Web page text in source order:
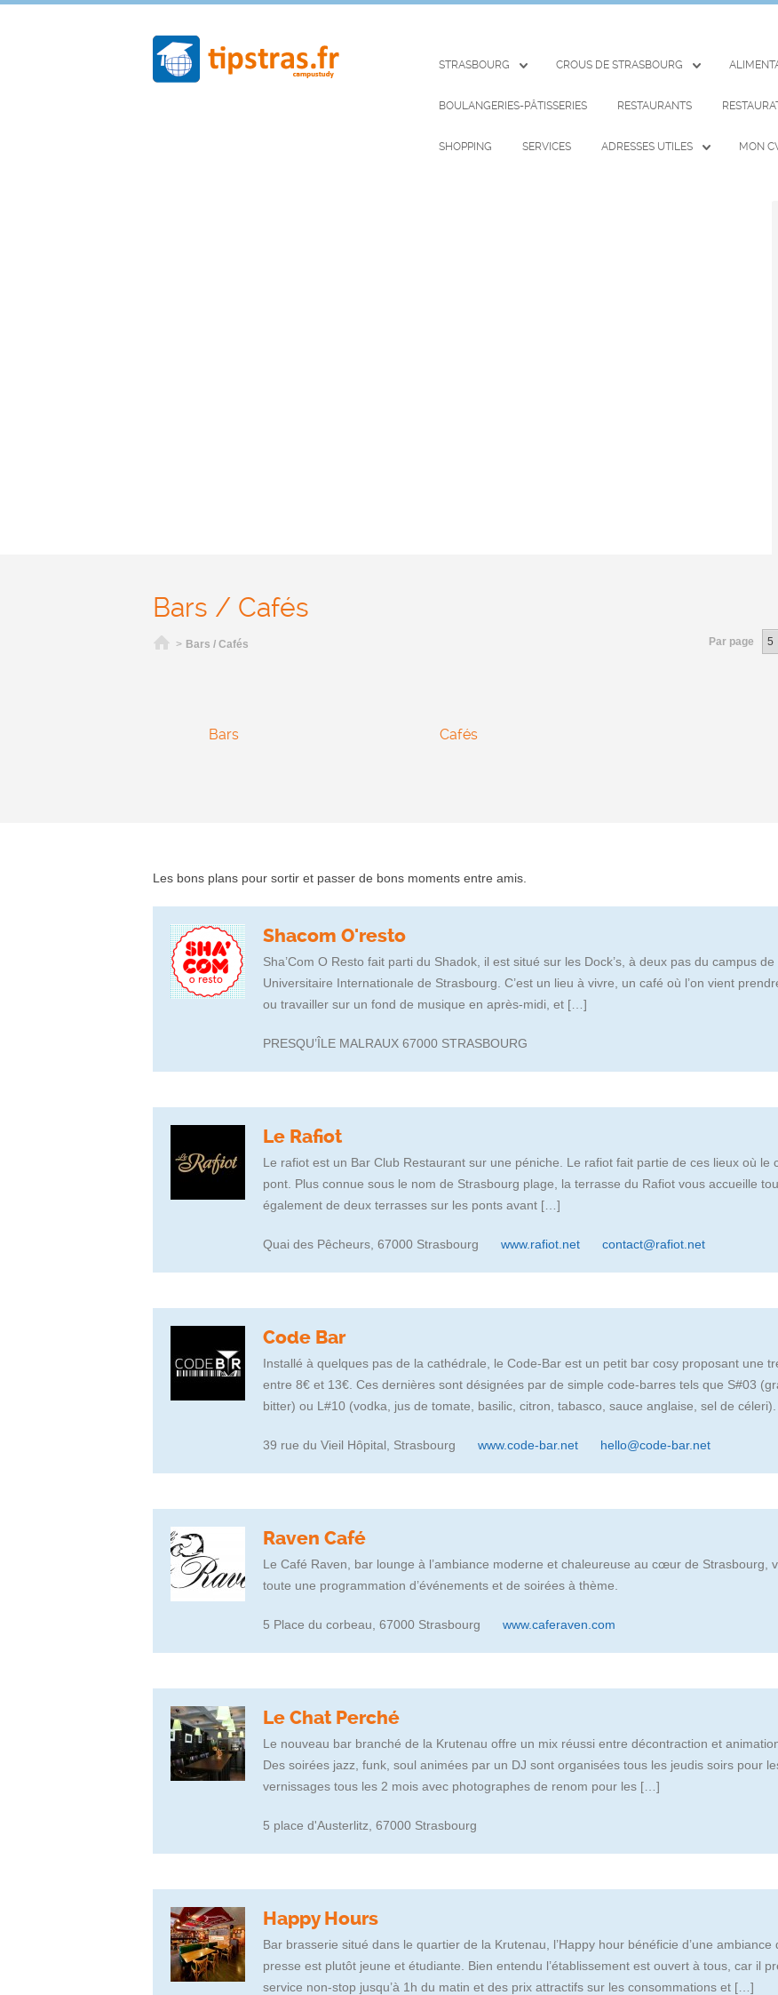
STRASBOURG CROUS DE STRASBOURG
BOULANGERIES-PÂTISSERIES RESTAURANTS
SHOPPING SERVICES ADRESSES UTILES MON
Bars / Cafés
Home
> Bars / Cafés Par page
Bars Cafés
Les bons plans pour sortir et passer de bons moments entre amis.
Shacom O'resto
Sha’Com O Resto fait parti du Shadok, il est situé sur les Dock’s, à deux pas du campus
Universitaire Internationale de Strasbourg. C’est un lieu à vivre, un café où l’on vient
ou travailler sur un fond de musique en après-midi, et […]
PRESQU’ÎLE MALRAUX 67000 STRASBOURG
Le Rafiot
Le rafiot est un Bar Club Restaurant sur une péniche. Le rafiot fait partie de ces lieux où le
pont. Plus connue sous le nom de Strasbourg plage, la terrasse du Rafiot vous accueille
également de deux terrasses sur les ponts avant […]
Quai des Pêcheurs, 67000 Strasbourg www.rafiot.net contact@rafiot.net
Code Bar
Installé à quelques pas de la cathédrale, le Code-Bar est un petit bar cosy proposant une
entre 8€ et 13€. Ces dernières sont désignées par de simple code-barres tels que S#03
bitter) ou L#10 (vodka, jus de tomate, basilic, citron, tabasco, sauce anglaise, sel de
39 rue du Vieil Hôpital, Strasbourg www.code-bar.net hello@code-bar.net
Raven Café
Le Café Raven, bar lounge à l’ambiance moderne et chaleureuse au cœur de Strasbourg,
toute une programmation d’événements et de soirées à thème.
5 Place du corbeau, 67000 Strasbourg www.caferaven.com
Le Chat Perché
Le nouveau bar branché de la Krutenau offre un mix réussi entre décontraction et
Des soirées jazz, funk, soul animées par un DJ sont organisées tous les jeudis soirs pour
vernissages tous les 2 mois avec photographes de renom pour les […]
5 place d'Austerlitz, 67000 Strasbourg
Happy Hours
Bar brasserie situé dans le quartier de la Krutenau, l’Happy hour bénéficie d’une
presse est plutôt jeune et étudiante. Bien entendu l’établissement est ouvert à tous, car il
service non-stop jusqu’à 1h du matin et des prix attractifs sur les consommations et […]